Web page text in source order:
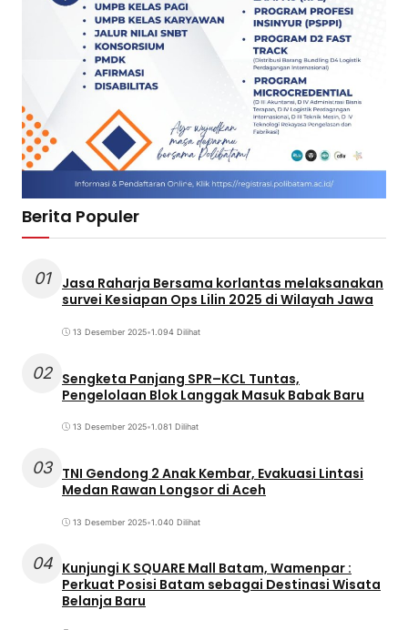
Berita Populer
01
Jasa Raharja Bersama korlantas melaksanakan
survei Kesiapan Ops Lilin 2025 di Wilayah Jawa
13 Desember 2025•1.094 Dilihat
02 Sengketa Panjang SPR–KCL Tuntas,
Pengelolaan Blok Langgak Masuk Babak Baru
13 Desember 2025•1.081 Dilihat
03 TNI Gendong 2 Anak Kembar, Evakuasi Lintasi
Medan Rawan Longsor di Aceh
13 Desember 2025•1.040 Dilihat
04 Kunjungi K SQUARE Mall Batam, Wamenpar :
Perkuat Posisi Batam sebagai Destinasi Wisata
Belanja Baru